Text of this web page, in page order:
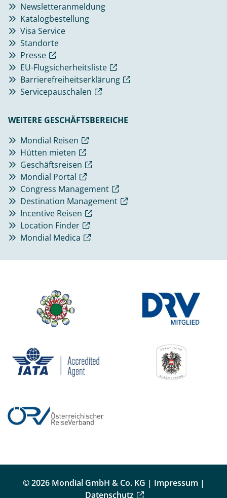
Newsletteranmeldung
Katalogbestellung
Visa Service
Standorte
Presse
EU-Flugsicherheitsliste
Barrierefreiheitserklärung
Servicepauschalen
WEITERE GESCHÄFTSBEREICHE
Mondial Reisen
Hütten mieten
Geschäftsreisen
Mondial Portal
Congress Management
Destination Management
Incentive Reisen
Location Finder
Mondial Medica
© 2026 Mondial GmbH & Co. KG | Impressum |
Datenschutz